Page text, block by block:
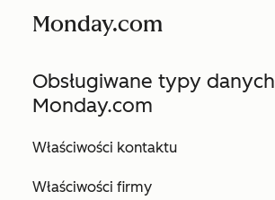
Monday.com
Obsługiwane typy danych
Monday.com
Właściwości kontaktu
Właściwości firmy